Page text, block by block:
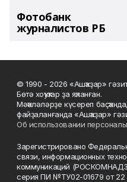
Фотобанк
журналистов РБ
© 1990 - 2026 «Ашҡаҙар»
Бөтә хоҡуҡтар ҙа яҡланған.
Мәҡәләләрҙе күсереп
файҙаланғанда «Ашҡаҙар»
Об использовании
Зарегистрировано
связи, информационных
коммуникаций
серия ПИ №ТУ02-01679 от 22